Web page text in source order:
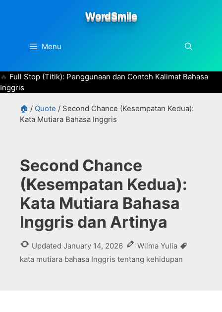
WordSmile
Menu
Full Stop (Titik): Penggunaan dan Contoh Kalimat Bahasa
Inggris
🏠 / Quote / Second Chance (Kesempatan Kedua):
Kata Mutiara Bahasa Inggris
Second Chance
(Kesempatan Kedua):
Kata Mutiara Bahasa
Inggris dan Artinya
Updated January 14, 2026 Wilma Yulia
kata mutiara bahasa Inggris tentang kehidupan